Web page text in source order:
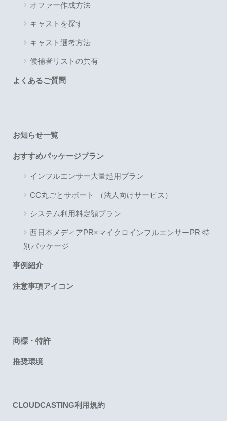
オファー作成方法
キャストを探す
キャスト選考方法
候補者リストの共有
よくあるご質問
お知らせ一覧
おすすめパッケージプラン
インフルエンサー大量起用プラン
CC丸ごとサポート （法人向けサービス）
システム利用料定額プラン
西日本メディアPR×マイクロインフルエンサーPR 特
別パッケージ
事例紹介
注意事項アイコン
商標・特許
推奨環境
CLOUDCASTING利用規約